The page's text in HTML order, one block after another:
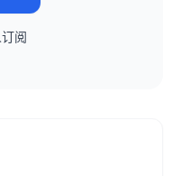
订阅